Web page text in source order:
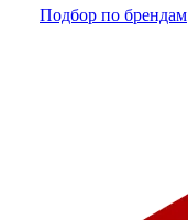
Подбор по брендам